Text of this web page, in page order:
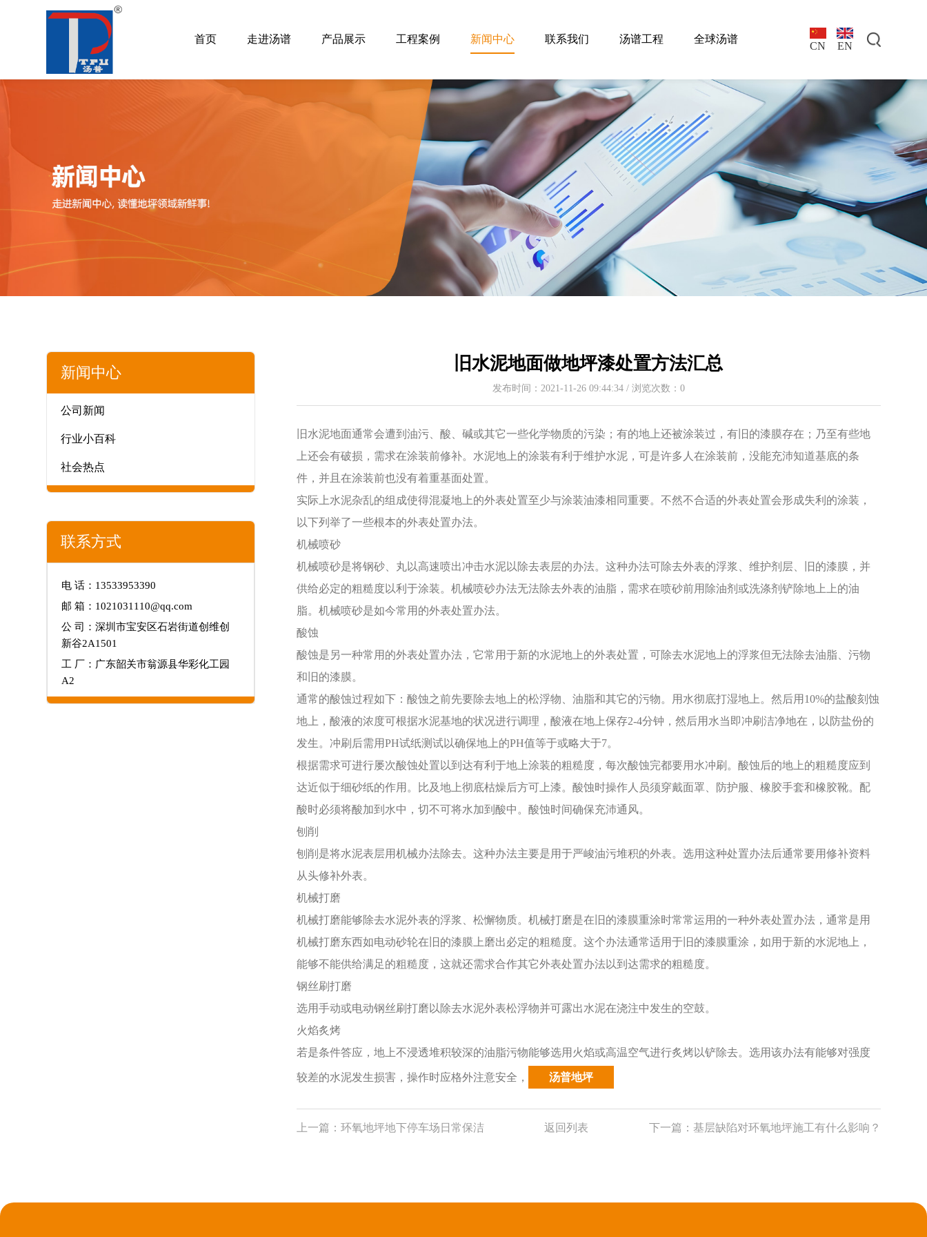
首页 走进汤谱 产品展示 工程案例 新闻中心 联系我们 汤谱工程 全球汤谱
CN EN
新闻中心
公司新闻
行业小百科
社会热点
联系方式
电 话：13533953390
邮 箱：1021031110@qq.com
公 司：深圳市宝安区石岩街道创维创
新谷2A1501
工 厂：广东韶关市翁源县华彩化工园
A2
旧水泥地面做地坪漆处置方法汇总
发布时间：2021-11-26 09:44:34 / 浏览次数： 0
旧水泥地面通常会遭到油污、酸、碱或其它一些化学物质的污染；有的地上还被涂装过，有旧的漆膜存在；乃至有些地
上还会有破损，需求在涂装前修补。水泥地上的涂装有利于维护水泥，可是许多人在涂装前，没能充沛知道基底的条
件，并且在涂装前也没有着重基面处置。
实际上水泥杂乱的组成使得混凝地上的外表处置至少与涂装油漆相同重要。不然不合适的外表处置会形成失利的涂装，
以下列举了一些根本的外表处置办法。
机械喷砂
机械喷砂是将钢砂、丸以高速喷出冲击水泥以除去表层的办法。这种办法可除去外表的浮浆、维护剂层、旧的漆膜，并
供给必定的粗糙度以利于涂装。机械喷砂办法无法除去外表的油脂，需求在喷砂前用除油剂或洗涤剂铲除地上上的油
脂。机械喷砂是如今常用的外表处置办法。
酸蚀
酸蚀是另一种常用的外表处置办法，它常用于新的水泥地上的外表处置，可除去水泥地上的浮浆但无法除去油脂、污物
和旧的漆膜。
通常的酸蚀过程如下：酸蚀之前先要除去地上的松浮物、油脂和其它的污物。用水彻底打湿地上。然后用10%的盐酸刻蚀
地上，酸液的浓度可根据水泥基地的状况进行调理，酸液在地上保存2-4分钟，然后用水当即冲刷洁净地在，以防盐份的
发生。冲刷后需用PH试纸测试以确保地上的PH值等于或略大于7。
根据需求可进行屡次酸蚀处置以到达有利于地上涂装的粗糙度，每次酸蚀完都要用水冲刷。酸蚀后的地上的粗糙度应到
达近似于细砂纸的作用。比及地上彻底枯燥后方可上漆。酸蚀时操作人员须穿戴面罩、防护服、橡胶手套和橡胶靴。配
酸时必须将酸加到水中，切不可将水加到酸中。酸蚀时间确保充沛通风。
刨削
刨削是将水泥表层用机械办法除去。这种办法主要是用于严峻油污堆积的外表。选用这种处置办法后通常要用修补资料
从头修补外表。
机械打磨
机械打磨能够除去水泥外表的浮浆、松懈物质。机械打磨是在旧的漆膜重涂时常常运用的一种外表处置办法，通常是用
机械打磨东西如电动砂轮在旧的漆膜上磨出必定的粗糙度。这个办法通常适用于旧的漆膜重涂，如用于新的水泥地上，
能够不能供给满足的粗糙度，这就还需求合作其它外表处置办法以到达需求的粗糙度。
钢丝刷打磨
选用手动或电动钢丝刷打磨以除去水泥外表松浮物并可露出水泥在浇注中发生的空鼓。
火焰炙烤
若是条件答应，地上不浸透堆积较深的油脂污物能够选用火焰或高温空气进行炙烤以铲除去。选用该办法有能够对强度
较差的水泥发生损害，操作时应格外注意安全 ， 汤普地坪
上一篇：环氧地坪地下停车场日常保洁 返回列表 下一篇： 基层缺陷对环氧地坪施工有什么影响？